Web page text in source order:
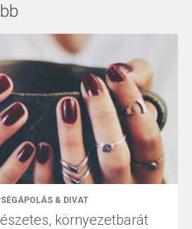
& DIVAT
környezetbarát